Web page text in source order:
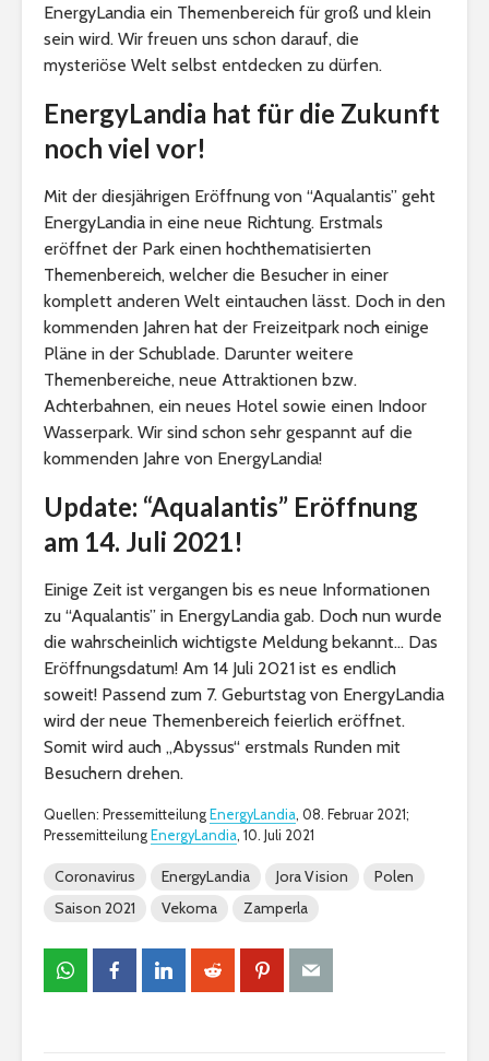
EnergyLandia ein Themenbereich für groß und klein
sein wird. Wir freuen uns schon darauf, die
mysteriöse Welt selbst entdecken zu dürfen.
EnergyLandia hat für die Zukunft
noch viel vor!
Mit der diesjährigen Eröffnung von “Aqualantis” geht
EnergyLandia in eine neue Richtung. Erstmals
eröffnet der Park einen hochthematisierten
Themenbereich, welcher die Besucher in einer
komplett anderen Welt eintauchen lässt. Doch in den
kommenden Jahren hat der Freizeitpark noch einige
Pläne in der Schublade. Darunter weitere
Themenbereiche, neue Attraktionen bzw.
Achterbahnen, ein neues Hotel sowie einen Indoor
Wasserpark. Wir sind schon sehr gespannt auf die
kommenden Jahre von EnergyLandia!
Update: “Aqualantis” Eröffnung
am 14. Juli 2021!
Einige Zeit ist vergangen bis es neue Informationen
zu “Aqualantis” in EnergyLandia gab. Doch nun wurde
die wahrscheinlich wichtigste Meldung bekannt… Das
Eröffnungsdatum! Am 14 Juli 2021 ist es endlich
soweit! Passend zum 7. Geburtstag von EnergyLandia
wird der neue Themenbereich feierlich eröffnet.
Somit wird auch „Abyssus“ erstmals Runden mit
Besuchern drehen.
Quellen: Pressemitteilung EnergyLandia, 08. Februar 2021;
Pressemitteilung EnergyLandia, 10. Juli 2021
Coronavirus EnergyLandia Jora Vision
Polen
Saison 2021
Vekoma Zamperla